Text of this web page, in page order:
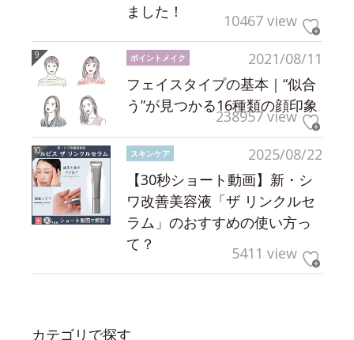
ました！
10467 view
2021/08/11
ポイントメイク
フェイスタイプの基本｜“似合
う”が見つかる16種類の顔印象
238957 view
2025/08/22
スキンケア
【30秒ショート動画】新・シ
ワ改善美容液「ザ リンクルセ
ラム」のおすすめの使い方っ
て？
5411 view
カテゴリで探す